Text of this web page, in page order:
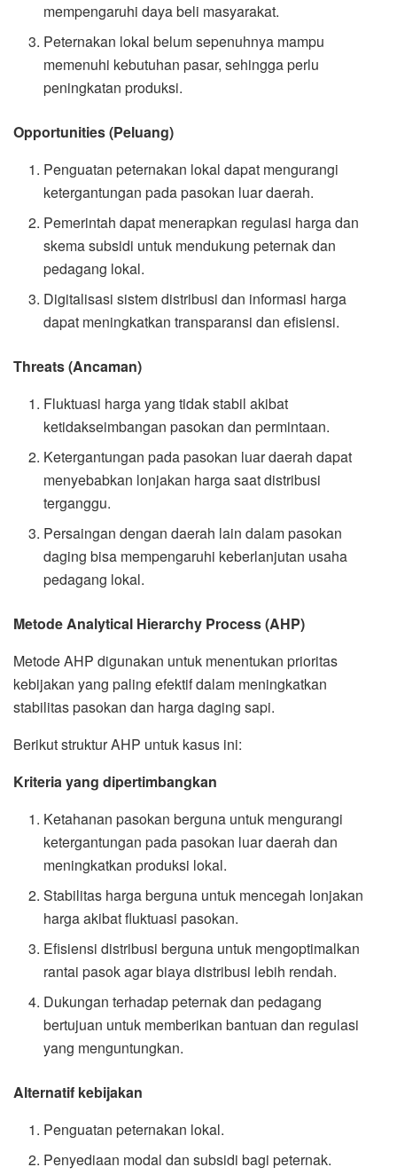
mempengaruhi daya beli masyarakat.
Peternakan lokal belum sepenuhnya mampu
memenuhi kebutuhan pasar, sehingga perlu
peningkatan produksi.
Opportunities (Peluang)
Penguatan peternakan lokal dapat mengurangi
ketergantungan pada pasokan luar daerah.
Pemerintah dapat menerapkan regulasi harga dan
skema subsidi untuk mendukung peternak dan
pedagang lokal.
Digitalisasi sistem distribusi dan informasi harga
dapat meningkatkan transparansi dan efisiensi.
Threats (Ancaman)
Fluktuasi harga yang tidak stabil akibat
ketidakseimbangan pasokan dan permintaan.
Ketergantungan pada pasokan luar daerah dapat
menyebabkan lonjakan harga saat distribusi
terganggu.
Persaingan dengan daerah lain dalam pasokan
daging bisa mempengaruhi keberlanjutan usaha
pedagang lokal.
Metode Analytical Hierarchy Process (AHP)
Metode AHP digunakan untuk menentukan prioritas
kebijakan yang paling efektif dalam meningkatkan
stabilitas pasokan dan harga daging sapi.
Berikut struktur AHP untuk kasus ini:
Kriteria yang dipertimbangkan
Ketahanan pasokan berguna untuk mengurangi
ketergantungan pada pasokan luar daerah dan
meningkatkan produksi lokal.
Stabilitas harga berguna untuk mencegah lonjakan
harga akibat fluktuasi pasokan.
Efisiensi distribusi berguna untuk mengoptimalkan
rantai pasok agar biaya distribusi lebih rendah.
Dukungan terhadap peternak dan pedagang
bertujuan untuk memberikan bantuan dan regulasi
yang menguntungkan.
Alternatif kebijakan
Penguatan peternakan lokal.
Penyediaan modal dan subsidi bagi peternak.